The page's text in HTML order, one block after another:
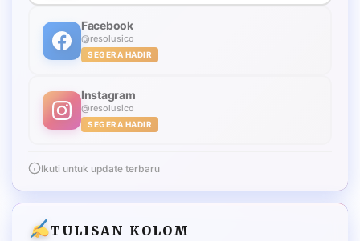
Facebook
@resolusico
SEGERA HADIR
Instagram
@resolusico
SEGERA HADIR
Ikuti untuk update terbaru
TULISAN KOLOM